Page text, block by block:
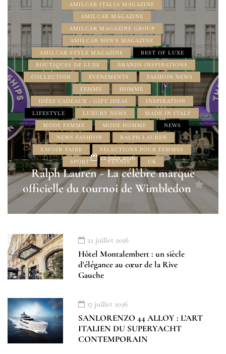
AMILCAR ITALIA MAGAZINE
AMILCAR MAGAZINE
AMILCAR MAGAZINE GROUP
AMILCAR MEN'S MAGAZINE
AMILCAR STYLE MAGAZINE
BEST OF LUXE
BOUTIQUES DE LUXE
BRANDS INSPIRATIONS
COLLECTION
ÉVÉNEMENTS
FASHION NEWS
FEMME
HOMME
IDÉES CADEAUX - GIFT IDEAS
INSPIRATION
LIFESTYLE
LUXURY NEWS
MADE IN ITALY
MODE FEMME
MODE HOMME
NEWS
NEWS FASHION
RALPH LAUREN
SAVOIR-FAIRE
SÉLECTIONS POUR FEMMES
SPORT
TENNIS UK
22 juin 2026
Ralph Lauren - La célèbre marque
officielle du tournoi de Wimbledon
22 juillet 2026
Hôtel Montalembert : un siècle
d'élégance au cœur de la Rive
Gauche
17 juillet 2026
SANLORENZO 44 ALLOY : L’ART
ITALIEN DU SUPERYACHT
CONTEMPORAIN